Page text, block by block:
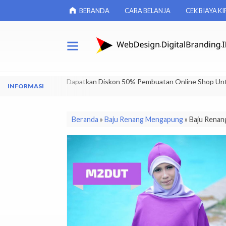
BERANDA CARA BELANJA CEK BIAYA
Dapatkan Diskon 50% Pembuatan Online Shop
Beranda » Baju Renang Mengapung» Baju